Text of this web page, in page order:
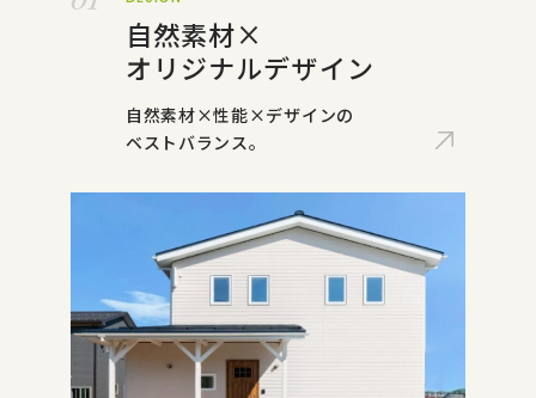
自然素材×
オリジナルデザイン
自然素材×性能×デザインの
ベストバランス。